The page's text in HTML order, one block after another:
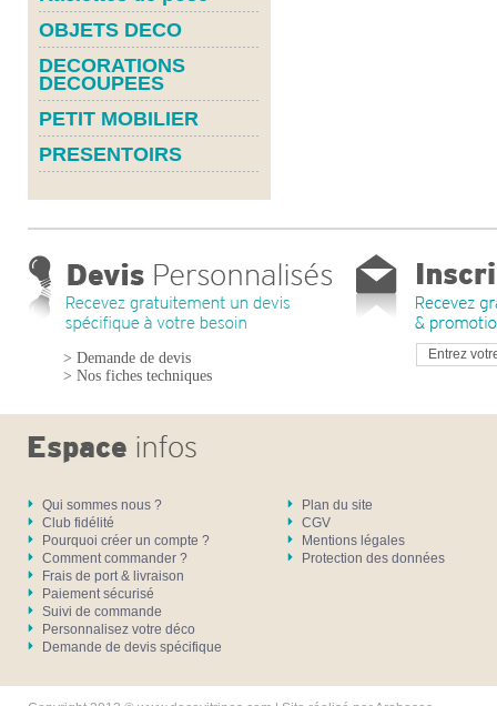
OBJETS DECO
DECORATIONS
DECOUPEES
PETIT MOBILIER
PRESENTOIRS
> Demande de devis
> Nos fiches techniques
Qui sommes nous ?
Club fidélité
Pourquoi créer un compte ?
Comment commander ?
Frais de port & livraison
Paiement sécurisé
Suivi de commande
Personnalisez votre déco
Demande de devis spécifique
Plan du site
CGV
Mentions légales
Protection des données